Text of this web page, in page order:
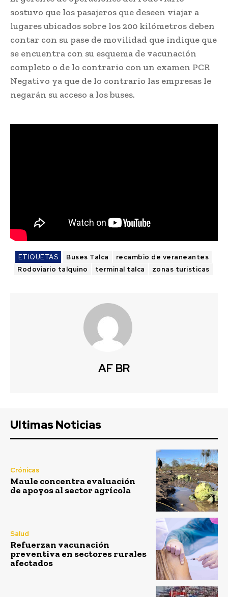
sostuvo que los pasajeros que deseen viajar a
lugares ubicados sobre los 200 kilómetros deben
contar con su pase de movilidad que indique que
se encuentra con su esquema de vacunación
completo o de lo contrario con un examen PCR
Negativo ya que de lo contrario las empresas le
negarán su acceso a los buses.
ETIQUETAS Buses Talca
recambio de veraneantes
Rodoviario talquino
terminal talca zonas turisticas
AF BR
Ultimas Noticias
Crónicas
Maule concentra evaluación
de apoyos al sector agrícola
Salud
Refuerzan vacunación
preventiva en sectores rurales
afectados